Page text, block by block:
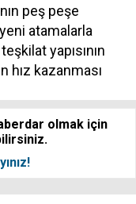
peş peşe
atamalarla
yapısının
hız kazanması
olmak için